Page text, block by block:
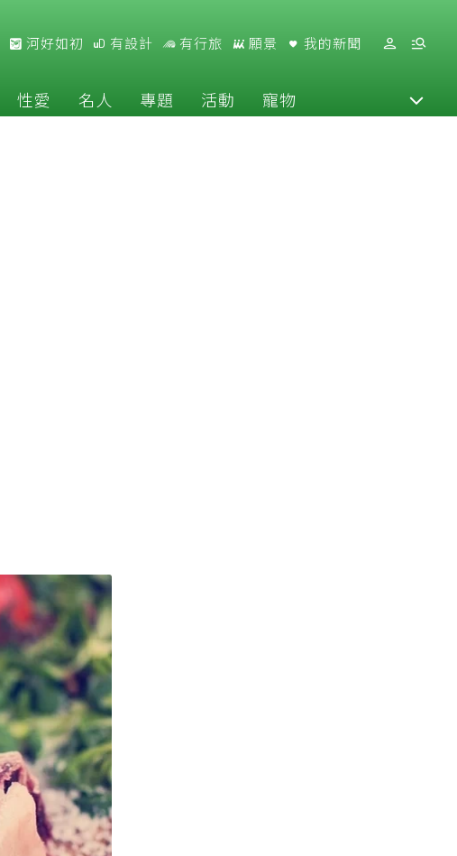
河好如初 有設計 有行旅 願景 我的新聞
性愛 名人 專題 活動 寵物